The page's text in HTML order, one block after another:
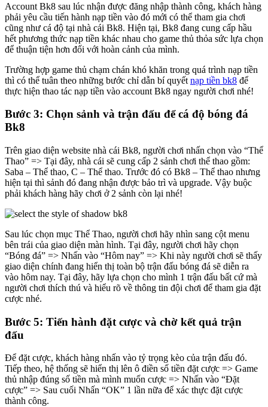
Account Bk8 sau lúc nhận được đăng nhập thành công, khách hàng
phải yêu cầu tiến hành nạp tiền vào đó mới có thể tham gia chơi
cũng như cá độ tại nhà cái Bk8. Hiện tại, Bk8 đang cung cấp hầu
hết phương thức nạp tiền khác nhau cho game thủ thỏa sức lựa chọn
để thuận tiện hơn đối với hoàn cảnh của mình.
Trường hợp game thủ chạm chán khó khăn trong quá trình nạp tiền
thì có thể tuân theo những bước chỉ dẫn bí quyết nạp tiền bk8 để
thực hiện thao tác nạp tiền vào account Bk8 ngay người chơi nhé!
Bước 3: Chọn sảnh và trận đấu để cá độ bóng đá
Bk8
Trên giao diện website nhà cái Bk8, người chơi nhấn chọn vào “Thể
Thao” => Tại đây, nhà cái sẽ cung cấp 2 sảnh chơi thể thao gồm:
Saba – Thể thao, C – Thể thao. Trước đó có Bk8 – Thể thao nhưng
hiện tại thì sảnh đó đang nhận được bảo trì và upgrade. Vậy buộc
phải khách hàng hãy chơi ở 2 sảnh còn lại nhé!
Sau lúc chọn mục Thể Thao, người chơi hãy nhìn sang cột menu
bên trái của giao diện màn hình. Tại đây, người chơi hãy chọn
“Bóng đá” => Nhấn vào “Hôm nay” => Khi này người chơi sẽ thấy
giao diện chính đang hiển thị toàn bộ trận đấu bóng đá sẽ diễn ra
vào hôm nay. Tại đây, hãy lựa chọn cho mình 1 trận đấu bất cứ mà
người chơi thích thú và hiểu rõ về thông tin đội chơi để tham gia đặt
cược nhé.
Bước 5: Tiến hành đặt cược và chờ kết quả trận
đấu
Để đặt cược, khách hàng nhấn vào tỷ trọng kèo của trận đấu đó.
Tiếp theo, hệ thống sẽ hiển thị lên ô điền số tiền đặt cược => Game
thủ nhập đúng số tiền mà mình muốn cược => Nhấn vào “Đặt
cược” => Sau cuối Nhấn “OK” 1 lần nữa để xác thực đặt cược
thành công.